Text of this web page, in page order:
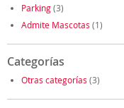
Parking(3)
Admite Mascotas (1)
Categorías
Otras categorías (3)